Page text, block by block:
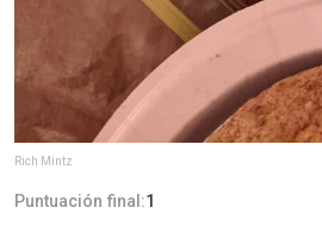
Rich Mintz
Puntuación final:1